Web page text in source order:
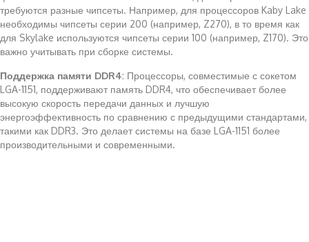
требуются разные чипсеты. Например, для процессоров Kaby Lake
необходимы чипсеты серии 200 (например, Z270), в то время как
для Skylake используются чипсеты серии 100 (например, Z170). Это
важно учитывать при сборке системы.
Поддержка памяти DDR4: Процессоры, совместимые с сокетом
LGA-1151, поддерживают память DDR4, что обеспечивает более
высокую скорость передачи данных и лучшую
энергоэффективность по сравнению с предыдущими стандартами,
такими как DDR3. Это делает системы на базе LGA-1151 более
производительными и современными.